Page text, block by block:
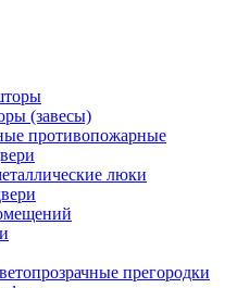
(завесы)
противопожарные
люки
прегородки